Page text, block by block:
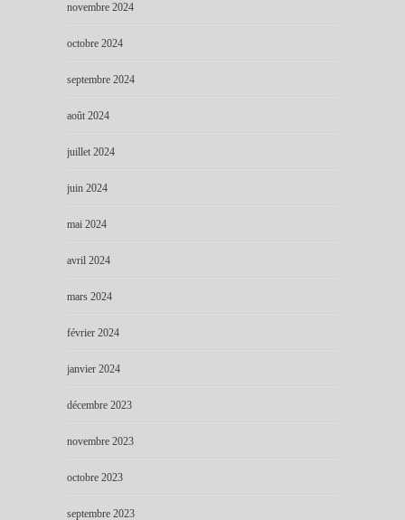
novembre 2024
octobre 2024
septembre 2024
août 2024
juillet 2024
juin 2024
mai 2024
avril 2024
mars 2024
février 2024
janvier 2024
décembre 2023
novembre 2023
octobre 2023
septembre 2023